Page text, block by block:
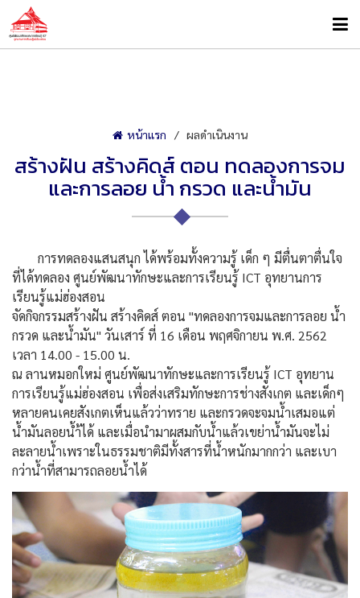
หน้าแรก ผลดำเนินงาน
สร้างฝัน สร้างคิดส์ ตอน ทดลองการจม
และการลอย น้ำ กรวด และน้ำมัน
การทดลองแสนสนุก ได้พร้อมทั้งความรู้ เด็ก ๆ มีตื่นตาตื่นใจ
ที่ได้ทดลอง ศูนย์พัฒนาทักษะและการเรียนรู้ ICT อุทยานการ
เรียนรู้แม่ฮ่องสอน
จัดกิจกรรมสร้างฝัน สร้างคิดส์ ตอน "ทดลองการจมและการลอย น้ำ
กรวด และน้ำมัน" วันเสาร์ ที่ 16 เดือน พฤศจิกายน พ.ศ. 2562
เวลา 14.00 - 15.00 น.
ณ ลานหมอกใหม่ ศูนย์พัฒนาทักษะและการเรียนรู้ ICT อุทยาน
การเรียนรู้แม่ฮ่องสอน เพื่อส่งเสริมทักษะการช่างสังเกต และเด็กๆ
หลายคนเคยสังเกตเห็นแล้วว่าทราย และกรวดจะจมน้ำเสมอแต่
น้ำมันลอยน้ำ้ได้ และเมื่อนำมาผสมกับน้ำแล้วเขย่าน้ำมันจะไม่
ละลายน้ำเพราะในธรรมชาติมีทั้งสารที่น้ำหนักมากกว่า และเบา
กว่าน้ำที่สามารถลอยน้ำได้